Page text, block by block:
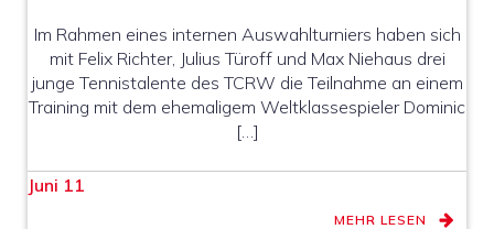
Im Rahmen eines internen Auswahlturniers haben sich
mit Felix Richter, Julius Türoff und Max Niehaus drei
junge Tennistalente des TCRW die Teilnahme an einem
Training mit dem ehemaligem Weltklassespieler Dominic
[…]
Juni 11
MEHR LESEN